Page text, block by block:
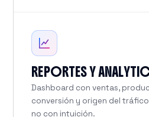
REPORTES Y
Dashboard con ventas,
conversión y origen del
no con intuición.